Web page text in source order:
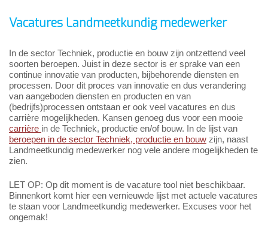
Vacatures Landmeetkundig medewerker
In de sector Techniek, productie en bouw zijn ontzettend veel
soorten beroepen. Juist in deze sector is er sprake van een
continue innovatie van producten, bijbehorende diensten en
processen. Door dit proces van innovatie en dus verandering
van aangeboden diensten en producten en van
(bedrijfs)processen ontstaan er ook veel vacatures en dus
carrière mogelijkheden. Kansen genoeg dus voor een mooie
carrière in de Techniek, productie en/of bouw. In de lijst van
beroepen in de sector Techniek, productie en bouw zijn, naast
Landmeetkundig medewerker nog vele andere mogelijkheden te
zien.
LET OP: Op dit moment is de vacature tool niet beschikbaar.
Binnenkort komt hier een vernieuwde lijst met actuele vacatures
te staan voor Landmeetkundig medewerker. Excuses voor het
ongemak!